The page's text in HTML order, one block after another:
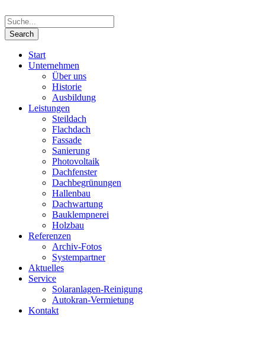
Start
Unternehmen
Über uns
Historie
Ausbildung
Leistungen
Steildach
Flachdach
Fassade
Sanierung
Photovoltaik
Dachfenster
Dachbegrünungen
Hallenbau
Dachwartung
Bauklempnerei
Holzbau
Referenzen
Archiv-Fotos
Systempartner
Aktuelles
Service
Solaranlagen-Reinigung
Autokran-Vermietung
Kontakt